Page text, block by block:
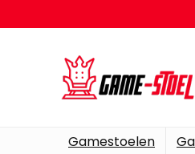
Gamestoelen